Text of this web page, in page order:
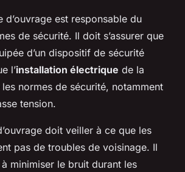
d’ouvrage est responsable du
de sécurité. Il doit s’assurer que
d’un dispositif de sécurité
l’installation électrique de la
normes de sécurité, notamment
tension.
doit veiller à ce que les
pas de troubles de voisinage. Il
minimiser le bruit durant les